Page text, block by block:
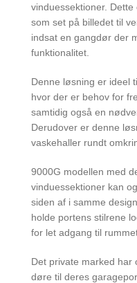
vinduessektioner. Dette
som set på billedet til
indsat en gangdør der
funktionalitet.
Denne løsning er ideel
hvor der er behov for
samtidig også en
Derudover er denne
vaskehaller rundt
9000G modellen med
vinduessektioner kan
siden af i samme
holde portens stilrene
for let adgang til
Det private marked har
døre til deres